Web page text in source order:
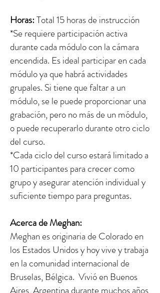
Horas:Total 15 horas de instrucción
*Se requiere participación activa
durante cada módulo con la cámara
encendida. Es ideal participar en cada
módulo ya que habrá actividades
grupales. Si tiene que faltar a un
módulo, se le puede proporcionar una
grabación, pero no más de un módulo,
o puede recuperarlo durante otro ciclo
del curso.
*Cada ciclo del curso estará limitado a
10 participantes para crecer como
grupo y asegurar atención individual y
suficiente tiempo para preguntas.
Acerca de Meghan:
Meghan es originaria de Colorado en
los Estados Unidos y hoy vive y trabaja
en la comunidad internacional de
Bruselas, Bélgica. Vivió en Buenos
Aires, Argentina durante muchos años